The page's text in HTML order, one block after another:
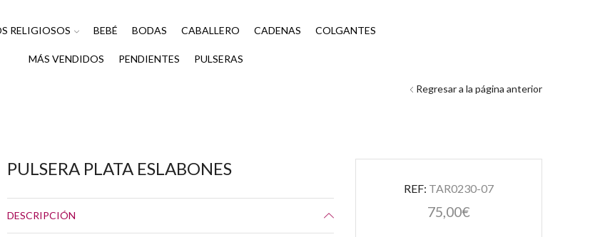
RELIGIOSOS BEBÉ BODAS CABALLERO CADENAS COLGANTES
MÁS VENDIDOS PENDIENTES PULSERAS
Regresar a la página anterior
REF: TAR0230-07
75,00€
PULSERA PLATA ESLABONES
DESCRIPCIÓN